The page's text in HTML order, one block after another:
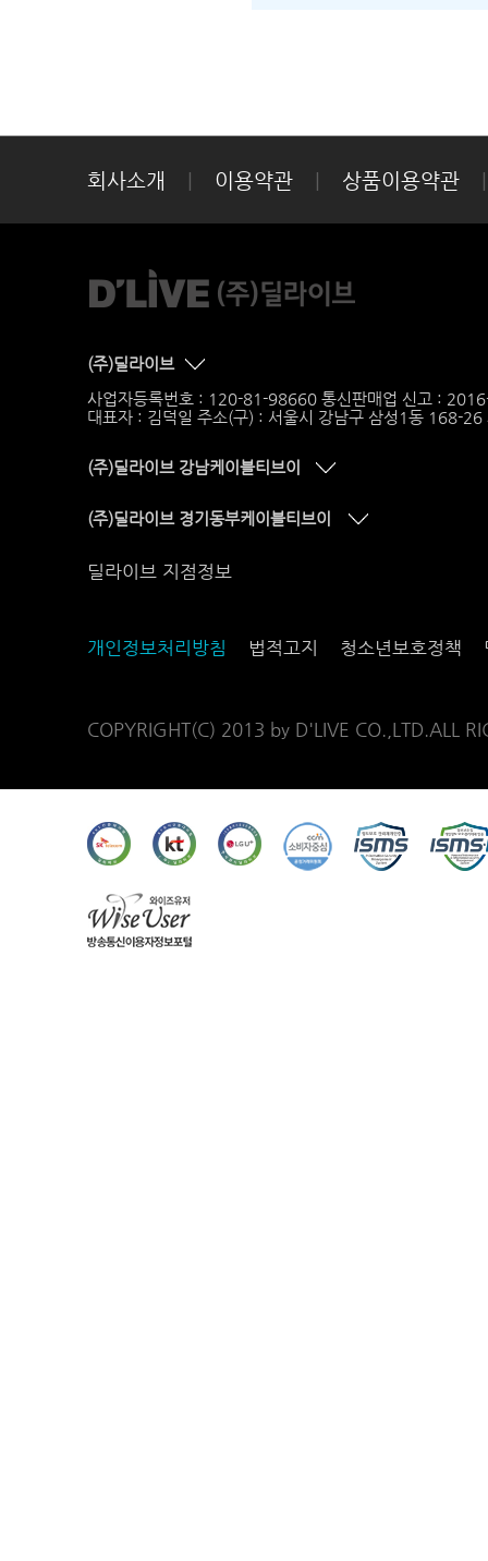
회사소개 이용약관 상품이용약관
(주)딜라이브
사업자등록번호 : 120-81-98660 통신판매업 신고 :
대표자 : 김덕일 주소(구) : 서울시 강남구 삼성1동 168-
(주)딜라이브 강남케이블티브이
(주)딜라이브 경기동부케이블티브이
딜라이브 지점정보
개인정보처리방침 법적고지 청소년보호정책
COPYRIGHT(C) 2013 by D'LIVE CO.,LTD.ALL